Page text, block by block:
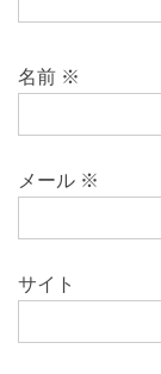
名前 ※
メール ※
サイト